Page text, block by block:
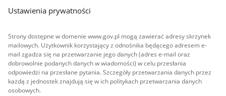
Ustawienia prywatności
Strony dostępne w domenie www.gov.pl mogą zawierać adresy skrzynek
mailowych. Użytkownik korzystający z odnośnika będącego adresem e-
mail zgadza się na przetwarzanie jego danych (adres e-mail oraz
dobrowolnie podanych danych w wiadomości) w celu przesłania
odpowiedzi na przesłane pytania. Szczegóły przetwarzania danych przez
każdą z jednostek znajdują się w ich politykach przetwarzania danych
osobowych.